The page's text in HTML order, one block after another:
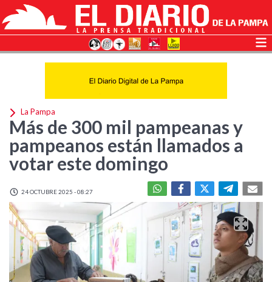
La Pampa
Más de 300 mil pampeanas y
pampeanos están llamados a
votar este domingo
24 OCTUBRE 2025 - 08:27